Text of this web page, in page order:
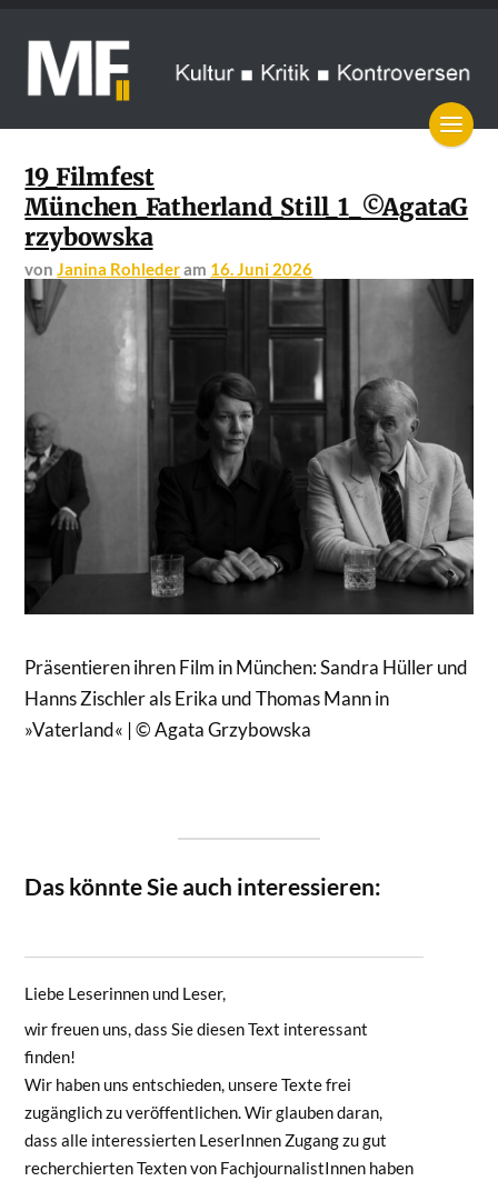
19_Filmfest
München_Fatherland_Still_1_©AgataG
rzybowska
vonJanina Rohlederam 16. Juni 2026
Präsentieren ihren Film in München: Sandra Hüller und
Hanns Zischler als Erika und Thomas Mann in
»Vaterland« | © Agata Grzybowska
Das könnte Sie auch interessieren:
Liebe Leserinnen und Leser,
wir freuen uns, dass Sie diesen Text interessant
finden!
Wir haben uns entschieden, unsere Texte frei
zugänglich zu veröffentlichen. Wir glauben daran,
dass alle interessierten LeserInnen Zugang zu gut
recherchierten Texten von FachjournalistInnen haben